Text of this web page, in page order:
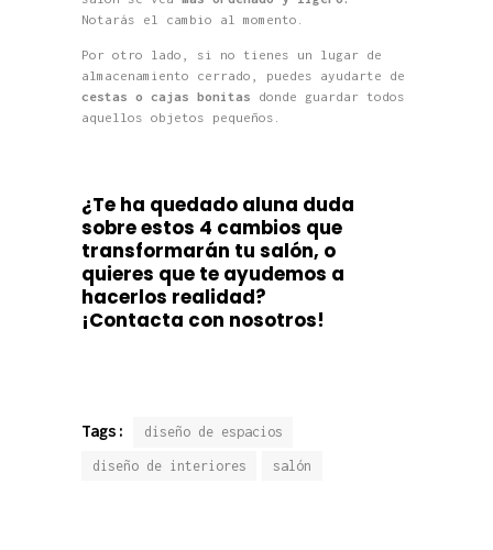
Notarás el cambio al momento.
Por otro lado, si no tienes un lugar de
almacenamiento cerrado, puedes ayudarte de
cestas o cajas bonitas donde guardar todos
aquellos objetos pequeños.
¿Te ha quedado aluna duda
sobre estos 4 cambios que
transformarán tu salón, o
quieres que te ayudemos a
hacerlos realidad?
¡Contacta con nosotros!
Tags: diseño de espacios
diseño de interiores salón